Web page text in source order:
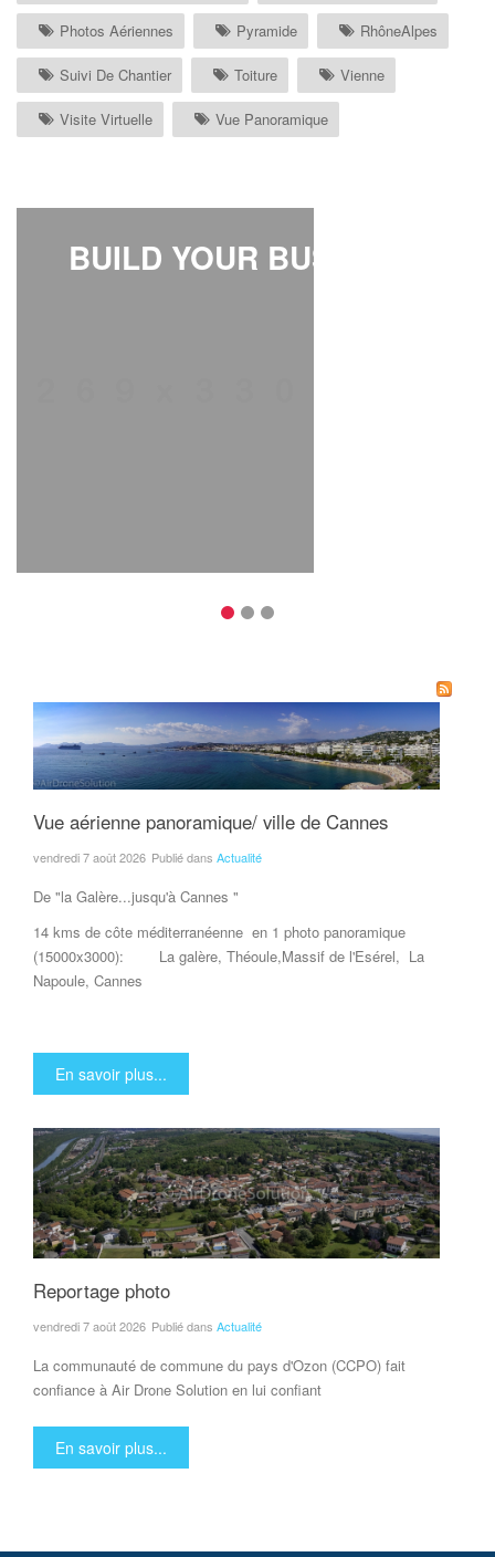
Photos Aériennes Pyramide RhôneAlpes
Suivi De Chantier Toiture Vienne
Visite Virtuelle Vue Panoramique
BUILD YOUR BUSINESS
Vue aérienne panoramique/ ville de Cannes
vendredi 7 août 2026 Publié dans Actualité
De "la Galère...jusqu'à Cannes "
14 kms de côte méditerranéenne en 1 photo panoramique
(15000x3000): La galère, Théoule,Massif de l'Esérel, La
Napoule, Cannes
En savoir plus...
Reportage photo
vendredi 7 août 2026 Publié dans Actualité
La communauté de commune du pays d'Ozon (CCPO) fait
confiance à Air Drone Solution en lui confiant
En savoir plus...